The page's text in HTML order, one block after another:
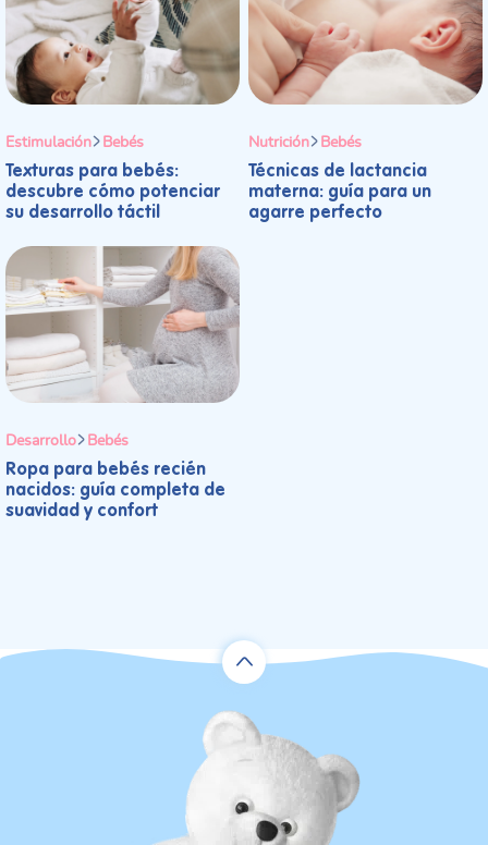
Estimulación Bebés
Texturas para bebés:
descubre cómo potenciar
su desarrollo táctil
Nutrición Bebés
Técnicas de lactancia
materna: guía para un
agarre perfecto
Desarrollo Bebés
Ropa para bebés recién
nacidos: guía completa de
suavidad y confort